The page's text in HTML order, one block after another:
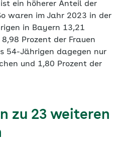
ein höherer Anteil der
waren im Jahr 2023 in der
in Bayern 13,21
Prozent der Frauen
54-Jährigen dagegen nur
und 1,80 Prozent der
zu 23 weiteren